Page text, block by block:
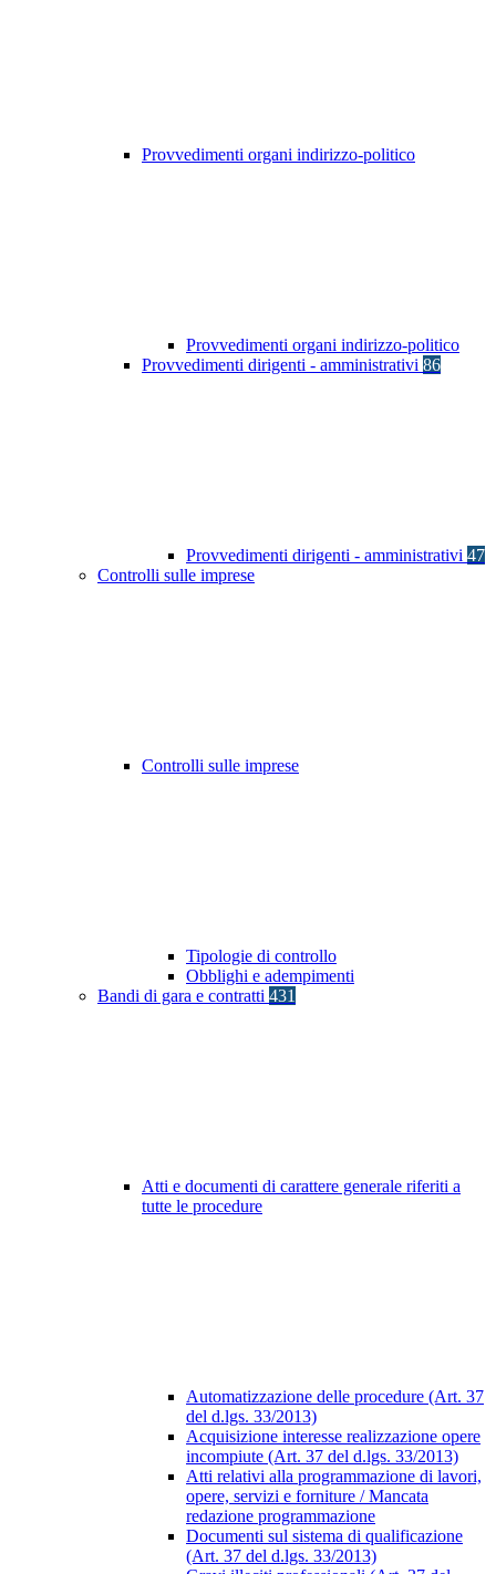
Provvedimenti organi indirizzo-politico
Provvedimenti organi indirizzo-politico
Provvedimenti dirigenti - amministrativi 86
Provvedimenti dirigenti - amministrativi 47
Controlli sulle imprese
Controlli sulle imprese
Tipologie di controllo
Obblighi e adempimenti
Bandi di gara e contratti 431
Atti e documenti di carattere generale riferiti a
tutte le procedure
Automatizzazione delle procedure (Art. 37
del d.lgs. 33/2013)
Acquisizione interesse realizzazione opere
incompiute (Art. 37 del d.lgs. 33/2013)
Atti relativi alla programmazione di lavori,
opere, servizi e forniture / Mancata
redazione programmazione
Documenti sul sistema di qualificazione
(Art. 37 del d.lgs. 33/2013)